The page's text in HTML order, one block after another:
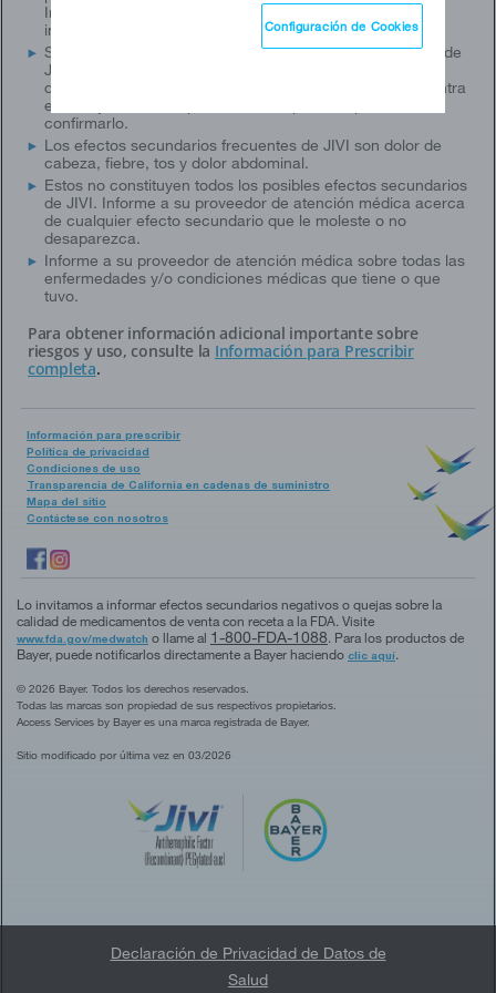
Informe a su proveedor de atención médica si le han
informado que tiene inhibidores del Factor VIII.
Si su hemorragia no es controlada con su dosis habitual de
JIVI, consulte con su médico de inmediato. Puede haber
desarrollado inhibidores del Factor VIII o anticuerpos contra
el PEG y su médico puede realizar pruebas para
confirmarlo.
Los efectos secundarios frecuentes de JIVI son dolor de
cabeza, fiebre, tos y dolor abdominal.
Estos no constituyen todos los posibles efectos secundarios
de JIVI. Informe a su proveedor de atención médica acerca
de cualquier efecto secundario que le moleste o no
desaparezca.
Informe a su proveedor de atención médica sobre todas las
enfermedades y/o condiciones médicas que tiene o que
tuvo.
Para obtener información adicional importante sobre
riesgos y uso, consulte la Información para Prescribir
completa.
Información para prescribir
Política de privacidad
Condiciones de uso
Transparencia de California en cadenas de suministro
Mapa del sitio
Contáctese con nosotros
Lo invitamos a informar efectos secundarios negativos o quejas sobre la
calidad de medicamentos de venta con receta a la FDA. Visite
www.fda.gov/medwatch o llame al 1-800-FDA-1088. Para los productos de
Bayer, puede notificarlos directamente a Bayer haciendo clic aquí.
© 2026 Bayer. Todos los derechos reservados.
Todas las marcas son propiedad de sus respectivos propietarios.
Access Services by Bayer es una marca registrada de Bayer.
Sitio modificado por última vez en 03/2026
Configuración de Cookies
Declaración de Privacidad de Datos de
Salud